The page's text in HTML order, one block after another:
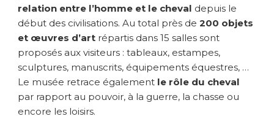
relation entre l’homme et le cheval depuis le
début des civilisations. Au total près de 200 objets
et œuvres d’art répartis dans 15 salles sont
proposés aux visiteurs : tableaux, estampes,
sculptures, manuscrits, équipements équestres, …
Le musée retrace également le rôle du cheval
par rapport au pouvoir, à la guerre, la chasse ou
encore les loisirs.